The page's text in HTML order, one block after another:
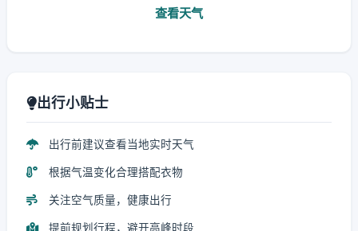
查看天气
出行小贴士
出行前建议查看当地实时天气
根据气温变化合理搭配衣物
关注空气质量，健康出行
提前规划行程，避开高峰时段